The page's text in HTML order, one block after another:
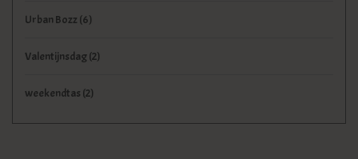
Urban Bozz (6)
Valentijnsdag(2)
weekendtas (2)